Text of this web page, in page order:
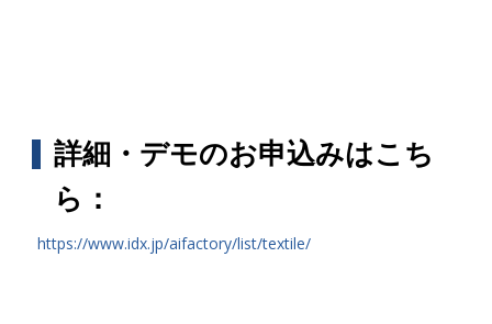
詳細・デモのお申込みはこち
ら：
https://www.idx.jp/aifactory/list/textile/